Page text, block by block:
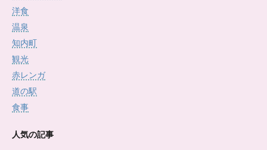
洋食
温泉
知内町
観光
赤レンガ
道の駅
食事
人気の記事